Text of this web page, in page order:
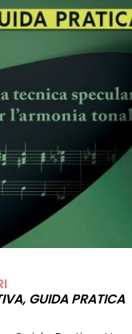
GUIDA PRATICA